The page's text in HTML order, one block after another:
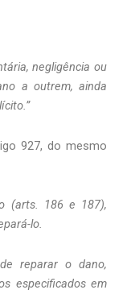
negligência ou
a outrem, ainda
927, do mesmo
(arts. 186 e 187),
lo.
reparar o dano,
especificados em